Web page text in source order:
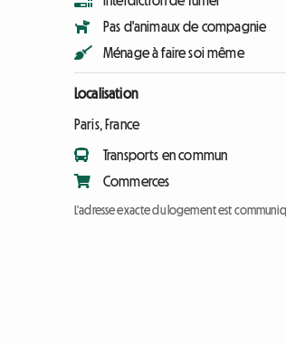
Pas d'animaux de compagnie
Ménage à faire soi même
Localisation
Paris, France
Transports en commun
Commerces
L'adresse exacte du logement est